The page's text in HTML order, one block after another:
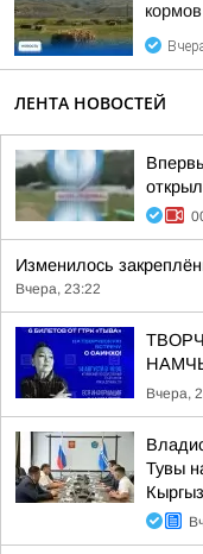
ЛЕНТА НОВОСТЕЙ
Изменилось
Вчера, 23:22
Вчера,
Тувы